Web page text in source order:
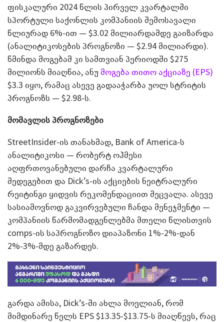
ფისკალური 2024 წლის პირველ კვარტალში
სპორტული საქონლის კომპანიის შემოსავალი
წლიურად 6%-ით — $3.02 მილიარდამდე გაიზარდა
(ანალიტიკოსების პროგნოზი — $2.94 მილიარდი).
წმინდა მოგებამ კი სამთვიან პერიოდში $275
მილიონს მიაღწია, ანუ მოგება თითო აქციაზე (EPS)
$3.3 იყო, რამაც ასევე გადააჭარბა უოლ სტრიტის
პროგნოზს — $2.98-ს.
მომავლის პროგნოზები
StreetInsider-ის თანახმად, Bank of America-ს
ანალიტიკოსი — რობერტ ოჰმესი
აღფრთოვანებული დარჩა კვარტალური
შედეგებით და Dick’s-ის აქციების ნეიტრალური
რეიტინგი ყიდვის რეკომენდაციით შეცვალა. ასევე
სასიამოვნოდ გაკვირვებული ჩანდა მენეჯმენტი —
კომპანიის წარმომადგენლებმა მთელი წლისთვის
comps-ის საპროგნოზო დიაპაზონი 1%-2%-დან
2%-3%-მდე გაზარდეს.
გარდა ამისა, Dick’s-ში ახლა მოელიან, რომ
მიმდინარე წელს EPS $13.35-$13.75-ს მიაღწევს, რაც